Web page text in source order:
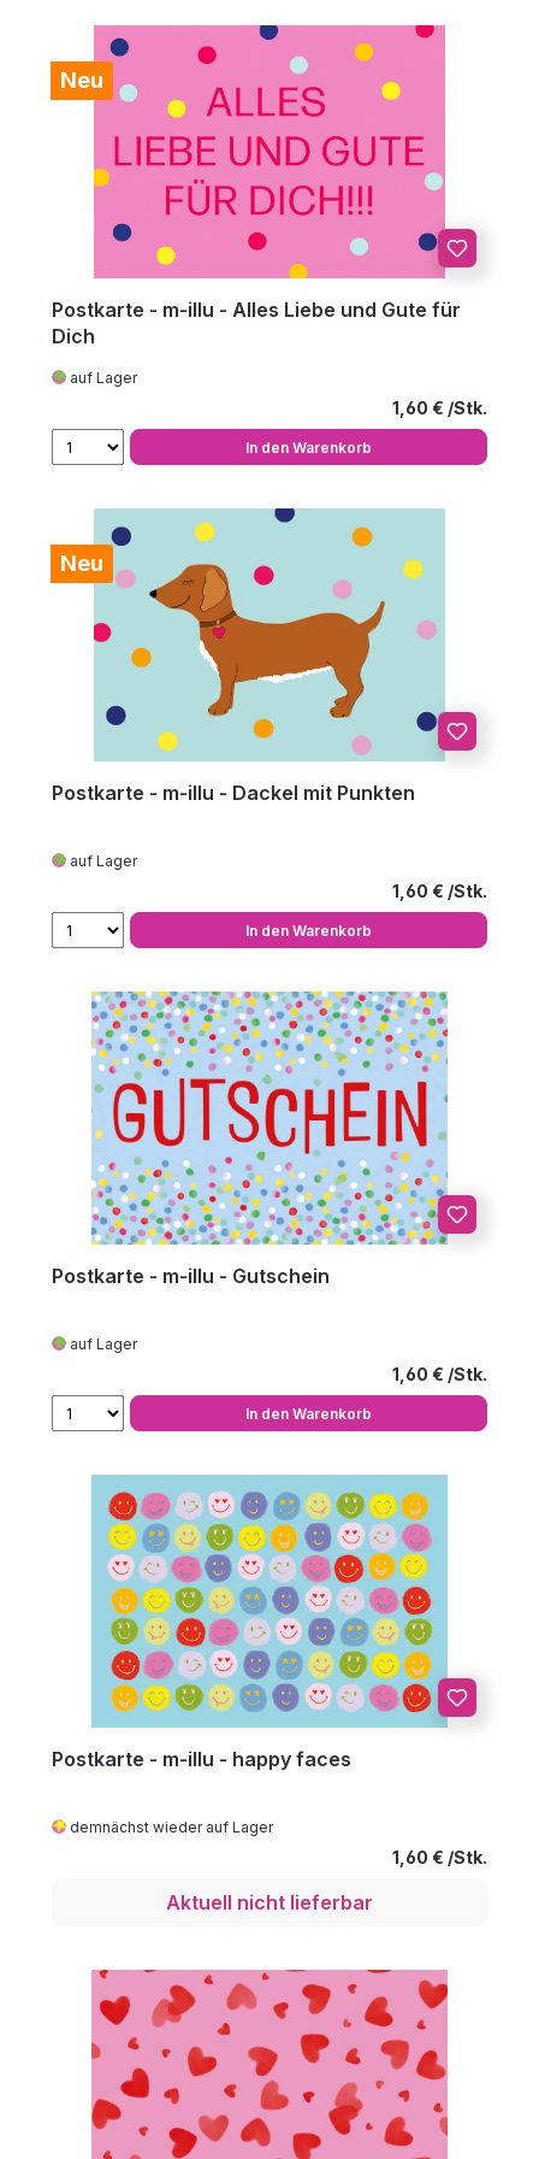
Neu
Postkarte - m-illu - Alles Liebe und Gute für
Dich
auf Lager
Regulärer
1,60 €
In den Warenkorb
Neu
Postkarte - m-illu - Dackel mit Punkten
auf Lager
Regulärer
1,60 €
In den Warenkorb
Postkarte - m-illu - Gutschein
auf Lager
Regulärer
1,60 €
In den Warenkorb
Postkarte - m-illu - happy faces
demnächst wieder auf Lager
Regulärer
1,60 €
Aktuell nicht lieferbar